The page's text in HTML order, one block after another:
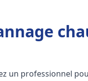
un professionnel